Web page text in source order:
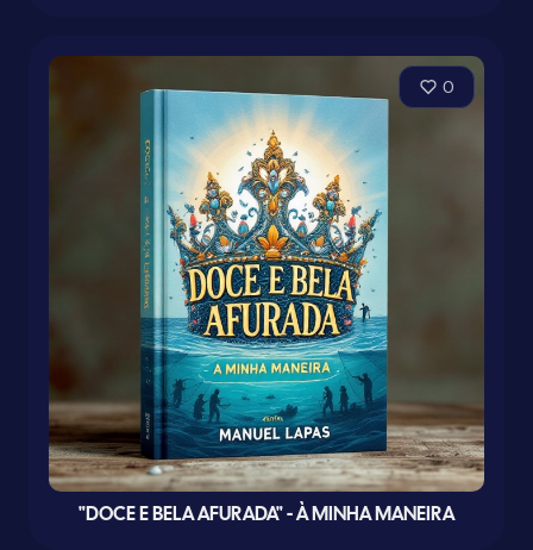
0
"DOCE E BELA AFURADA" - À MINHA MANEIRA